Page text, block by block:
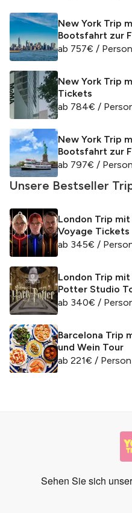
New York Trip
Bootsfahrt zur
ab 757€ / Person
New York Trip
Tickets
ab 784€ /
New York Trip
Bootsfahrt zur
ab 797€ / Person
Unsere Bestseller
London Trip mit
Voyage Tickets
ab 345€ /
London Trip
Potter Studio
ab 340€ /
Barcelona Trip
und Wein Tour
ab 221€ / Person